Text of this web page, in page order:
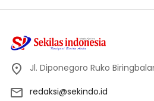
Jl. Diponegoro Ruko
redaksi@sekindo.id